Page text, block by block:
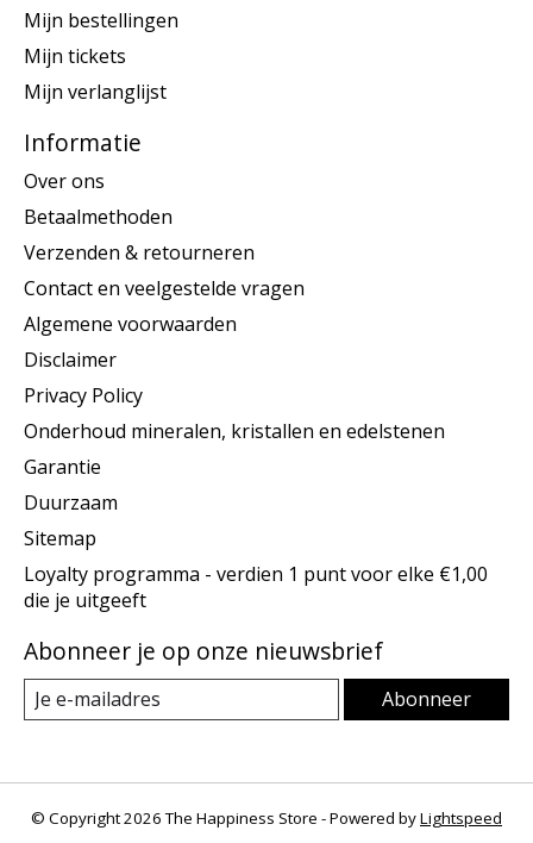
Mijn bestellingen
Mijn tickets
Mijn verlanglijst
Informatie
Over ons
Betaalmethoden
Verzenden & retourneren
Contact en veelgestelde vragen
Algemene voorwaarden
Disclaimer
Privacy Policy
Onderhoud mineralen, kristallen en edelstenen
Garantie
Duurzaam
Sitemap
Loyalty programma - verdien 1 punt voor elke €1,00
die je uitgeeft
Abonneer je op onze nieuwsbrief
Abonneer
© Copyright 2026 The Happiness Store - Powered byLightspeed